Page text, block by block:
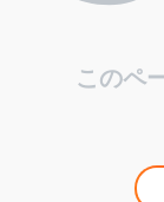
このペ